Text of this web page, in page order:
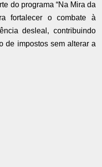
do programa “Na Mira da
fortalecer o combate à
desleal, contribuindo
de impostos sem alterar a